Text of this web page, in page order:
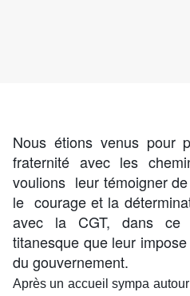
Nous étions venus pour
fraternité avec les
voulions leur témoigner
le courage et la
avec la CGT, dans
titanesque que leur
du gouvernement.
Après un accueil sympa